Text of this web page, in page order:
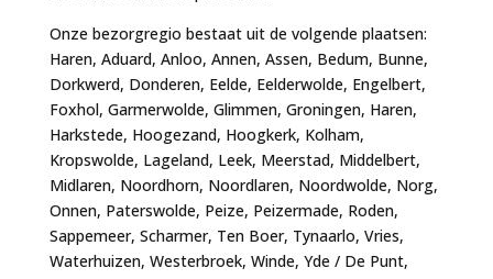
Onze bezorgregio bestaat uit de volgende plaatsen:
Haren, Aduard, Anloo, Annen, Assen, Bedum, Bunne,
Dorkwerd, Donderen, Eelde, Eelderwolde, Engelbert,
Foxhol, Garmerwolde, Glimmen, Groningen, Haren,
Harkstede, Hoogezand, Hoogkerk, Kolham,
Kropswolde, Lageland, Leek, Meerstad, Middelbert,
Midlaren, Noordhorn, Noordlaren, Noordwolde, Norg,
Onnen, Paterswolde, Peize, Peizermade, Roden,
Sappemeer, Scharmer, Ten Boer, Tynaarlo, Vries,
Waterhuizen, Westerbroek, Winde, Yde / De Punt,